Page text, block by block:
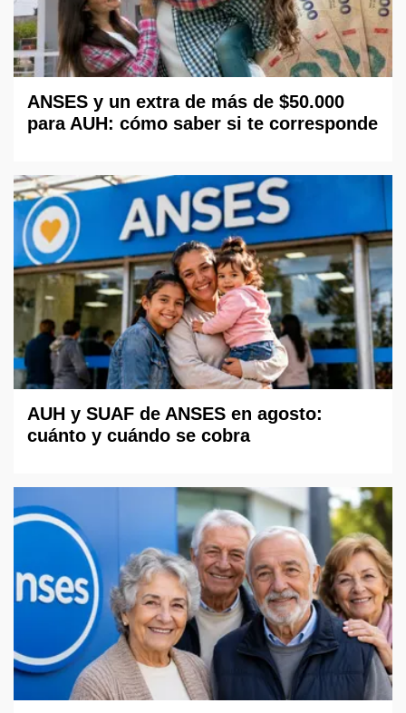
ANSES y un extra de más de $50.000
para AUH: cómo saber si te corresponde
AUH y SUAF de ANSES en agosto:
cuánto y cuándo se cobra